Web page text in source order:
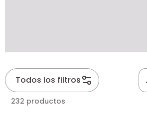
Todos los filtros
232 productos